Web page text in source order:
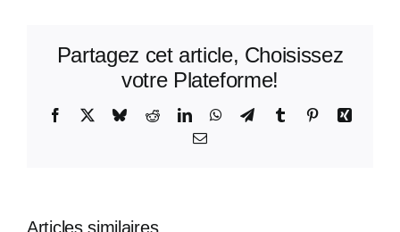
Partagez cet article, Choisissez
votre Plateforme!
Facebook BlueskyRedditLinkedInWhatsApp
TelegramTumblr PinterestXing
Email
Articles similaires